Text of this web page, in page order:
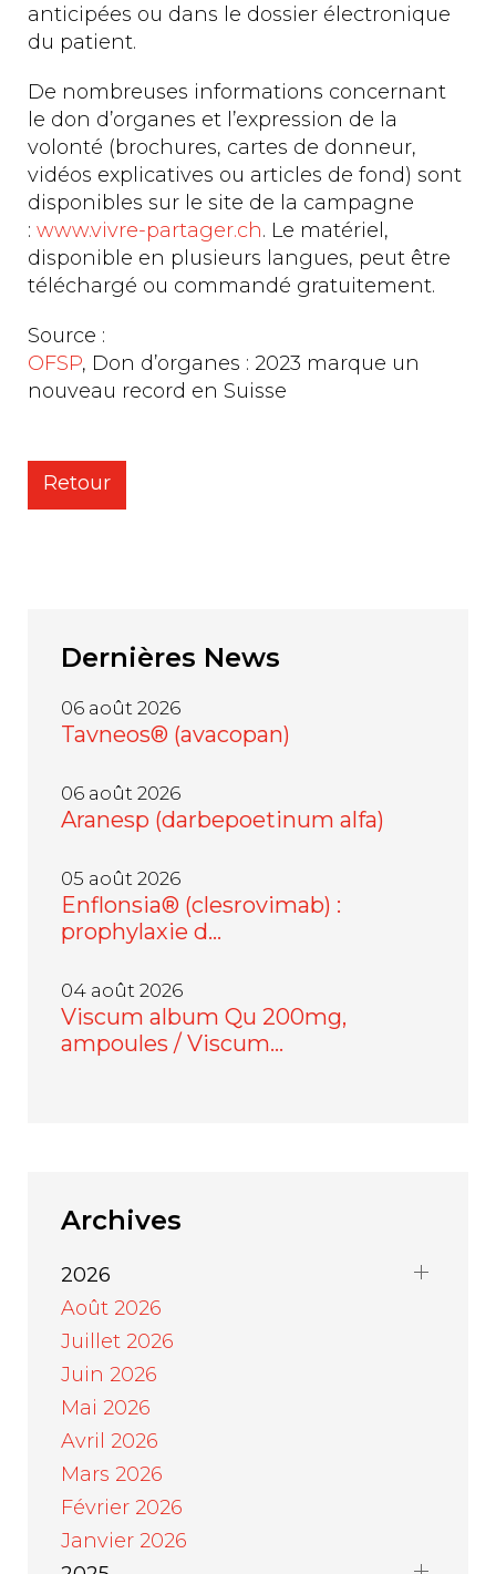
anticipées ou dans le dossier électronique
du patient.
De nombreuses informations concernant
le don d’organes et l’expression de la
volonté (brochures, cartes de donneur,
vidéos explicatives ou articles de fond) sont
disponibles sur le site de la campagne
: www.vivre-partager.ch. Le matériel,
disponible en plusieurs langues, peut être
téléchargé ou commandé gratuitement.
Source :
OFSP, Don d’organes : 2023 marque un
nouveau record en Suisse
Retour
Dernières News
06 août 2026
Tavneos® (avacopan)
06 août 2026
Aranesp (darbepoetinum alfa)
05 août 2026
Enflonsia® (clesrovimab) :
prophylaxie d…
04 août 2026
Viscum album Qu 200mg,
ampoules / Viscum…
Archives
2026
Août 2026
Juillet 2026
Juin 2026
Mai 2026
Avril 2026
Mars 2026
Février 2026
Janvier 2026